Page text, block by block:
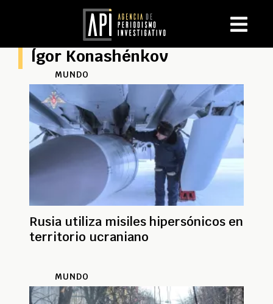
Ígor Konashénkov
MUNDO
Rusia utiliza misiles hipersónicos en
territorio ucraniano
MUNDO